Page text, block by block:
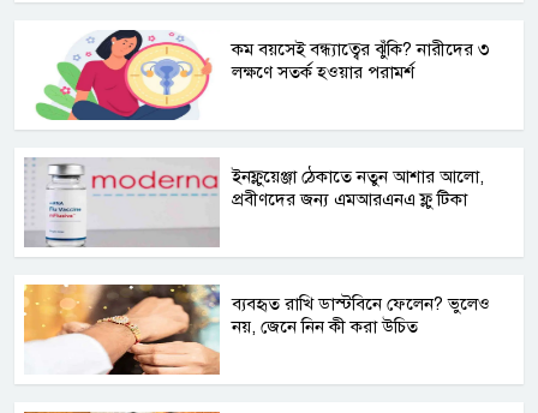
কম বয়সেই বন্ধ্যাত্বের ঝুঁকি? নারীদের ৩
লক্ষণে সতর্ক হওয়ার পরামর্শ
ইনফ্লুয়েঞ্জা ঠেকাতে নতুন আশার আলো,
প্রবীণদের জন্য এমআরএনএ ফ্লু টিকা
ব্যবহৃত রাখি ডাস্টবিনে ফেলেন? ভুলেও
নয়, জেনে নিন কী করা উচিত